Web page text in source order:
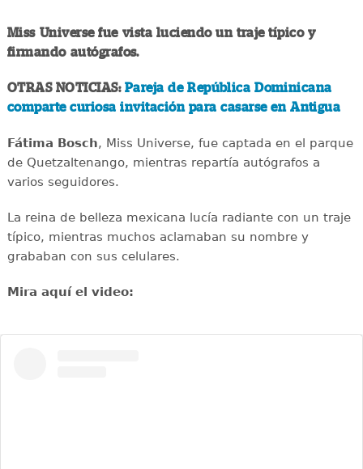
Miss Universe fue vista luciendo un traje típico y
firmando autógrafos.
OTRAS NOTICIAS: Pareja de República Dominicana
comparte curiosa invitación para casarse en Antigua
Fátima Bosch, Miss Universe, fue captada en el parque
de Quetzaltenango, mientras repartía autógrafos a
varios seguidores.
La reina de belleza mexicana lucía radiante con un traje
típico, mientras muchos aclamaban su nombre y
grababan con sus celulares.
Mira aquí el video: